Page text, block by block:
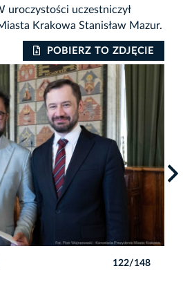
uroczystości uczestniczył
Krakowa Stanisław Mazur.
POBIERZ TO ZDJĘCIE
122/148